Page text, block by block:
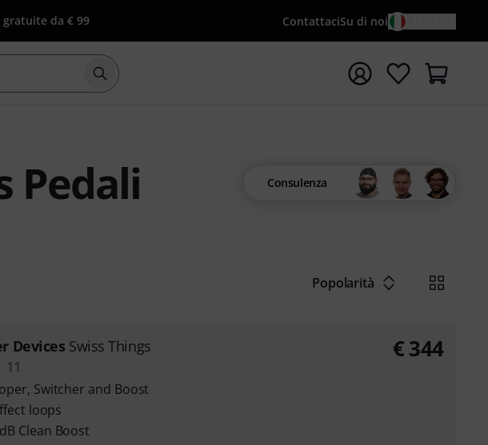
da € 99 ContattaciSu di noi
Avviare la ricerca con il termine di ricerca {searchTerm}
Pedali
Consulenza
Popolarità
Devices Swiss Things
11
Switcher and Boost
loops
Clean Boost
€344